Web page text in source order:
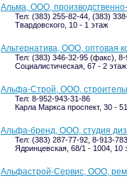
Альма, ООО,
Тел: (383) 255-82-44, (383)
Твардовского, 10 - 1 этаж
Альтернатива, ООО, оптовая
Тел: (383) 346-32-95 (факс),
Социалистическая, 67 - 2 этаж
Альфа-Строй, ООО,
Тел: 8-952-943-31-86
Карла Маркса проспект, 30 -
Альфа-бренд, ООО, студия
Тел: (383) 287-77-92, 8-913-
Ядринцевская, 68/1 - 1004, 10
Альфастрой-Сервис, ООО,